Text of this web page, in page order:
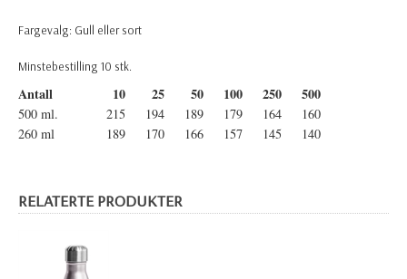
Fargevalg: Gull eller sort
Minstebestilling 10 stk.
Antall 10 25 50 100 250 500
500 ml. 215 194 189 179 164
160
260 ml
189 170 166 157 145 140
RELATERTE PRODUKTER